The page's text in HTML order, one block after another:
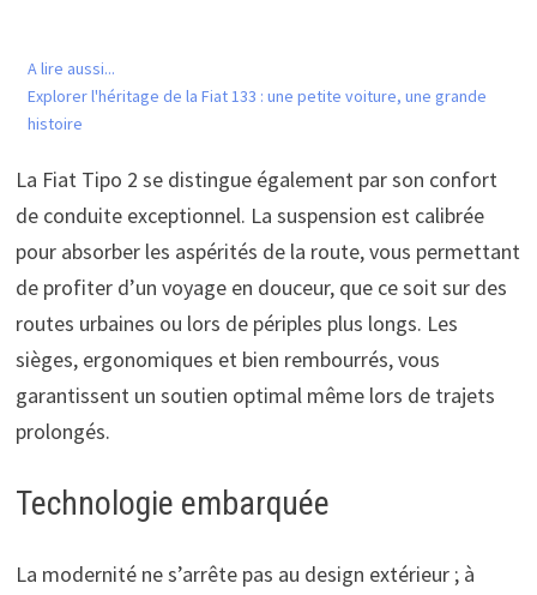
A lire aussi...
Explorer l'héritage de la Fiat 133 : une petite voiture, une grande
histoire
La Fiat Tipo 2 se distingue également par son confort
de conduite exceptionnel. La suspension est calibrée
pour absorber les aspérités de la route, vous permettant
de profiter d’un voyage en douceur, que ce soit sur des
routes urbaines ou lors de périples plus longs. Les
sièges, ergonomiques et bien rembourrés, vous
garantissent un soutien optimal même lors de trajets
prolongés.
Technologie embarquée
La modernité ne s’arrête pas au design extérieur ; à